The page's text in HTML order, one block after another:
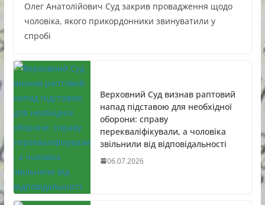
Олег Анатолійович Суд закрив провадження щодо
чоловіка, якого прикордонники звинуватили у
спробі
Верховний Суд визнав раптовий
напад підставою для необхідної
оборони: справу
перекваліфікували, а чоловіка
звільнили від відповідальності
06.07.2026